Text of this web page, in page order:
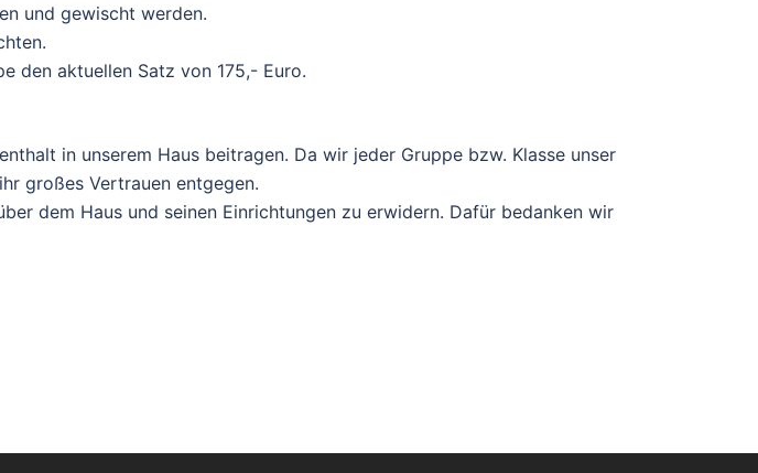
und gewischt werden.
den aktuellen Satz von 175,- Euro.
in unserem Haus beitragen. Da wir jeder Gruppe bzw. Klasse unser
großes Vertrauen entgegen.
dem Haus und seinen Einrichtungen zu erwidern. Dafür bedanken wir